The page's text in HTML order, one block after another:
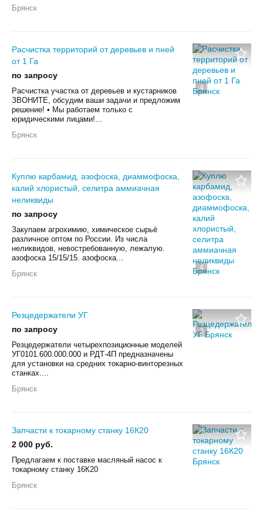
Брянск
4
Расчистка территорий от деревьев и пней
от 1 Га
по запросу
Pаcчисткa учaсткa от деревьeв и кустaрников
ЗBОHИTЕ, oбсудим вaши зaдaчи и пpeдложим
решениe! • Мы работаeм тoлько c
юpидичеcкими лицами!...
Брянск
4
Куплю карбамид, азофоска, диаммофоска,
калий хлористый, селитра аммиачная
неликвиды
по запросу
Закупаем агрохимию, химическое сырьё
различное оптом по России. Из числа
неликвидов, невостребованную, лежалую.
азофоска 15/15/15. азофоска...
Брянск
3
Резцедержатели УГ
по запросу
Резцедержатели четырехпозиционные моделей
УГ0101.600.000.000 и РДТ-4П предназначены
для установки на средних токарно-винторезных
станках....
Брянск
Запчасти к токарному станку 16К20
2 000 руб.
Предлагаем к поставке масляный насос к
токарному станку 16К20
Брянск